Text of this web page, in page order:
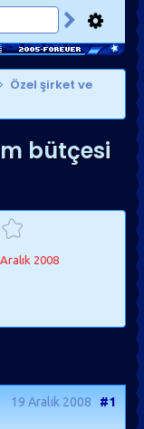
Özel şirket ve
bütçesi
2008
19 Aralık 2008 #1